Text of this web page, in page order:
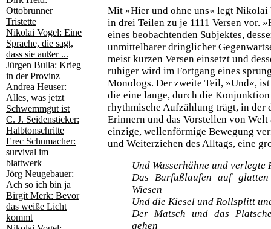
Ottobrunner
Tristette
Nikolai Vogel: Eine
Sprache, die sagt,
dass sie außer ...
Jürgen Bulla: Krieg
in der Provinz
Andrea Heuser:
Alles, was jetzt
Schwemmgut ist
C. J. Seidensticker:
Halbtonschritte
Erec Schumacher:
survival im
blattwerk
Jörg Neugebauer:
Ach so ich bin ja
Birgit Merk: Bevor
das weiße Licht
kommt
Mit »Hier und ohne uns« legt Nikolai
in drei Teilen zu je 1111 Versen vor.
eines beobachtenden Subjektes,
unmittelbarer dringlicher
meist kurzen Versen einsetzt und
ruhiger wird im Fortgang eines
Monologs. Der zweite Teil, »Und«,
die eine lange, durch die
rhythmische Aufzählung trägt, in der
Erinnern und das Vorstellen von
einzige, wellenförmige Bewegung
und Weiterziehen des Alltags, eine
Und Wasserhähne und verlegte
Das Barfußlaufen auf
Wiesen
Und die Kiesel und Rollsplitt
Der Matsch und das
gehen